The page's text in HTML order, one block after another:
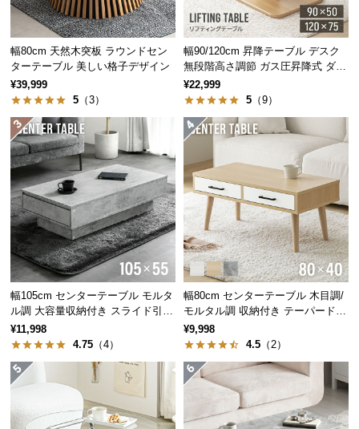
中
型
品
の
配
送
に
つ
い
て
小
型
商
品
の
送
て
幅80cm 天然木突板 ラウンドセン
ターテーブル 美しい格子デザイン
¥39,999
5 （3）
幅90/120cm 昇降テーブル デスク
無段階高さ調節 ガス圧昇降式 ダイ
ニング 高さ55~70cm
¥22,999
5 （9）
幅105cm センターテーブル モルタ
ル調 大容量収納付き スライド引き
出し2杯
¥11,998
4.75 （4）
幅80cm センターテーブル 木目調/
モルタル調 収納付き テーパードレ
ッグ
¥9,998
4.5 （2）